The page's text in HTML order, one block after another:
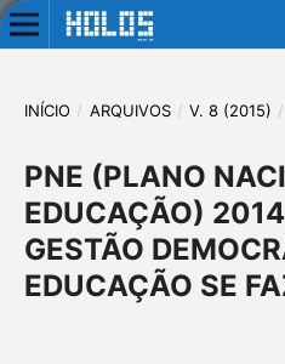
INÍCIO / ARQUIVOS / V. 8 (2015) /
PNE (PLANO
EDUCAÇÃO)
GESTÃO
EDUCAÇÃO SE